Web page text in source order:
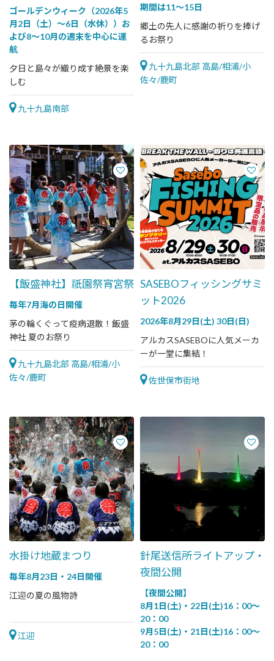
ゴールデンウィーク（2026年5
月2日（土）～6日（水休））お
よび8～10月の週末を中心に運
航
夕日と島々が織り成す絶景を楽
しむ
九十九島南部
期間は11～15日
郷土の先人に感謝の祈りを捧げ
るお祭り
九十九島北部 高島/相浦/小
佐々/鹿町
【飯盛神社】祇園祭宵宮祭
毎年7月海の日開催
茅の輪くぐって疫病退散！飯盛
神社 夏のお祭り
九十九島北部 高島/相浦/小
佐々/鹿町
SASEBOフィッシングサミ
ット2026
2026年8月29日(土) 30日(日)
アルカスSASEBOに人気メーカ
ーが一堂に集結！
佐世保市街地
水掛け地蔵まつり
毎年8月23日・24日開催
江迎の夏の風物詩
江迎
針尾送信所ライトアップ・
夜間公開
【夜間公開】
8月1日(土)・22日(土)16：00～
20：00
9月5日(土)・21日(土)16：00～
20：00